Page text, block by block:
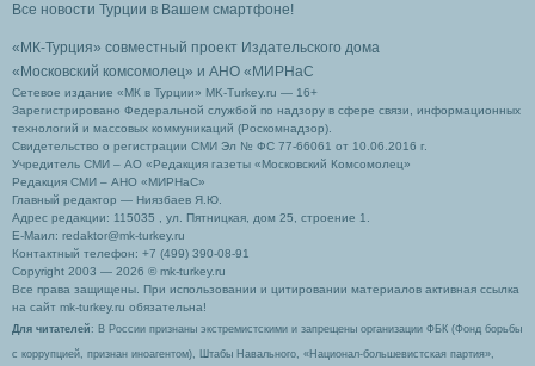
Все новости Турции в Вашем смартфоне!
«МК-Турция» совместный проект Издательского дома
«Московский комсомолец» и АНО «МИРНаС
Сетевое издание «МК в Турции» MK-Turkey.ru — 16+
Зарегистрировано Федеральной службой по надзору в сфере связи, информационных
технологий и массовых коммуникаций (Роскомнадзор).
Свидетельство о регистрации СМИ Эл № ФС 77-66061 от 10.06.2016 г.
Учредитель СМИ – АО «Редакция газеты «Московский Комсомолец»
Редакция СМИ – АНО «МИРНаС»
Главный редактор — Ниязбаев Я.Ю.
Адрес редакции: 115035 , ул. Пятницкая, дом 25, строение 1.
Е-Маил: redaktor@mk-turkey.ru
Контактный телефон: +7 (499) 390-08-91
Copyright 2003 — 2026 © mk-turkey.ru
Все права защищены. При использовании и цитировании материалов активная ссылка
на сайт mk-turkey.ru обязательна!
Для читателей : В России признаны экстремистскими и запрещены организации ФБК (Фонд борьбы
с коррупцией, признан иноагентом), Штабы Навального, «Национал-большевистская партия»,